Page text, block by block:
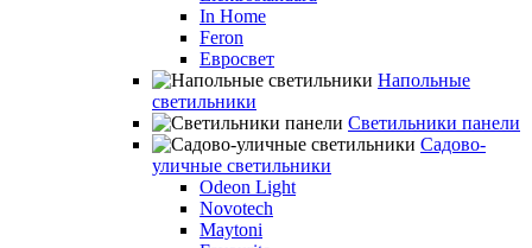
In Home
Feron
Евросвет
Напольные
светильники
Светильники панели
Садово-
уличные светильники
Odeon Light
Novotech
Maytoni